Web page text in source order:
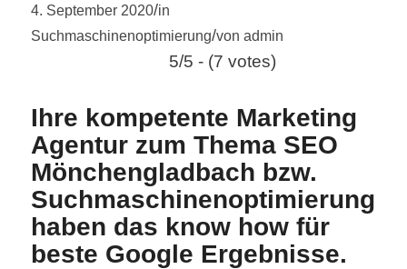
4. September 2020/in
Suchmaschinenoptimierung/von admin
5/5 - (7 votes)
Ihre kompetente Marketing
Agentur zum Thema SEO
Mönchengladbach bzw.
Suchmaschinenoptimierung
haben das know how für
beste Google Ergebnisse.